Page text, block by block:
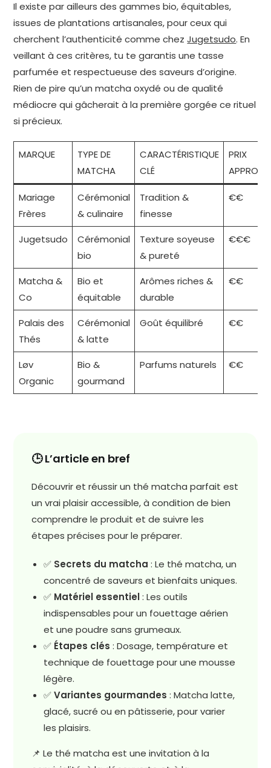
Il existe par ailleurs des gammes bio, équitables,
issues de plantations artisanales, pour ceux qui
cherchent l’authenticité comme chezJugetsudo. En
veillant à ces critères, tu te garantis une tasse
parfumée et respectueuse des saveurs d’origine.
Rien de pire qu’un matcha oxydé ou de qualité
médiocre qui gâcherait à la première gorgée ce rituel
si précieux.
MARQUE
TYPE DE
MATCHA
CARACTÉRISTIQUE
CLÉ
PRIX
Mariage
Frères
Cérémonial
& culinaire
Tradition &
finesse
€€
Jugetsudo
Cérémonial
bio
Texture soyeuse
& pureté
€€€
Matcha &
Co
Bio et
équitable
Arômes riches &
durable
€€
Palais des
Thés
Cérémonial
& latte
Goût équilibré €€
Løv
Organic
Bio &
gourmand
Parfums naturels €€
🕒 L’article en bref
Découvrir et réussir un thé matcha parfait est
un vrai plaisir accessible, à condition de bien
comprendre le produit et de suivre les
étapes précises pour le préparer.
✅ Secrets du matcha : Le thé matcha, un
concentré de saveurs et bienfaits uniques.
✅ Matériel essentiel: Les outils
indispensables pour un fouettage aérien
et une poudre sans grumeaux.
✅ Étapes clés : Dosage, température et
technique de fouettage pour une mousse
légère.
✅Variantes gourmandes : Matcha latte,
glacé, sucré ou en pâtisserie, pour varier
les plaisirs.
📌 Le thé matcha est une invitation à la